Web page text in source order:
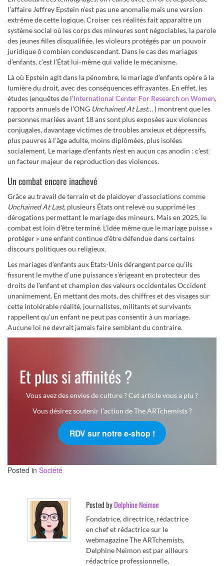
l’affaire Jeffrey Epstein n’est pas une anomalie mais une version
extrême de cette logique. Croiser ces réalités fait apparaître un
système social où les corps des mineures sont négociables, la parole
des jeunes filles disqualifiée, les violeurs protégés par un pouvoir
juridique ô combien condescendant. Dans le cas des mariages
d’enfants, c’est l’État lui-même qui valide le mécanisme.
Là où Epstein agit dans la pénombre, le mariage d’enfants opère à la
lumière du droit, avec des conséquences effrayantes. En effet, les
études (enquêtes de l’International Center For Research on Women,
rapports annuels de l’ONG Unchained At Last… ) montrent que les
personnes mariées avant 18 ans sont plus exposées aux violences
conjugales, davantage victimes de troubles anxieux et dépressifs,
plus pauvres à l’âge adulte, moins diplômées, plus isolées
socialement. Le mariage d’enfants n’est en aucun cas anodin : c’est
un facteur majeur de reproduction des violences.
Un combat encore inachevé
Grâce au travail de terrain et de plaidoyer d’associations comme
Unchained At Last, plusieurs États ont relevé ou supprimé les
dérogations permettant le mariage des mineurs. Mais en 2025, le
combat est loin d’être terminé. L’idée même que le mariage puisse «
protéger » une enfant continue d’être défendue dans certains
discours politiques ou religieux.
Les mariages d’enfants aux États-Unis dérangent parce qu’ils
fissurent le mythe d’une puissance s’érigeant en protecteur des
droits de l’enfant et champion des valeurs occidentales Occident
unanimement. En mettant des mots, des chiffres et des visages sur
cette intolérable réalité, journalistes, militants et survivants
rappellent qu’un enfant ne peut pas consentir à un mariage.
Aucune loi ne devrait jamais faire semblant du contraire.
Et plus si affinités ?
Vous avez des envies de culture ? Cet article vous a plu ?
Vous désirez soutenir l’action de The ARTchemists ?
RDV sur notre e-shop !
Posted in Société
Posted byDelphine Neimon
Fondatrice, directrice, rédactrice
en chef et rédactrice sur le
webmagazine The ARTchemists,
Delphine Neimon est par ailleurs
rédactrice professionnelle,